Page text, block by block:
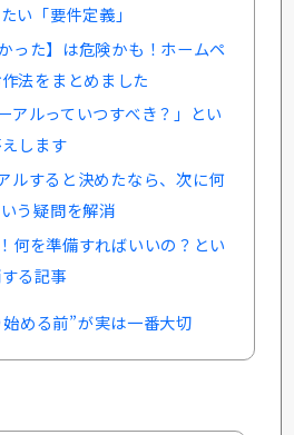
い「要件定義」
った】は危険かも！ホームペ
法をまとめました
アルっていつすべき？」とい
します
ルすると決めたなら、次に何
う疑問を解消
何を準備すればいいの？とい
る記事
める前”が実は一番大切